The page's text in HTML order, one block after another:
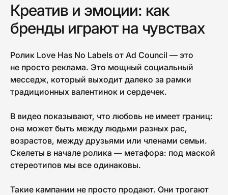
Креатив и эмоции: как
бренды играют на чувствах
Ролик Love Has No Labels от Ad Council — это
не просто реклама. Это мощный социальный
месседж, который выходит далеко за рамки
традиционных валентинок и сердечек.
В видео показывают, что любовь не имеет границ:
она может быть между людьми разных рас,
возрастов, между друзьями или членами семьи.
Скелеты в начале ролика — метафора: под маской
стереотипов мы все одинаковы.
Такие кампании не просто продают. Они трогают